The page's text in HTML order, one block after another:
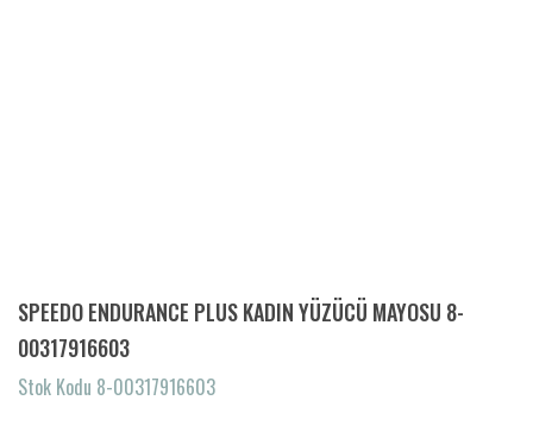
SPEEDO ENDURANCE PLUS KADIN YÜZÜCÜ MAYOSU 8-
00317916603
Stok Kodu 8-00317916603